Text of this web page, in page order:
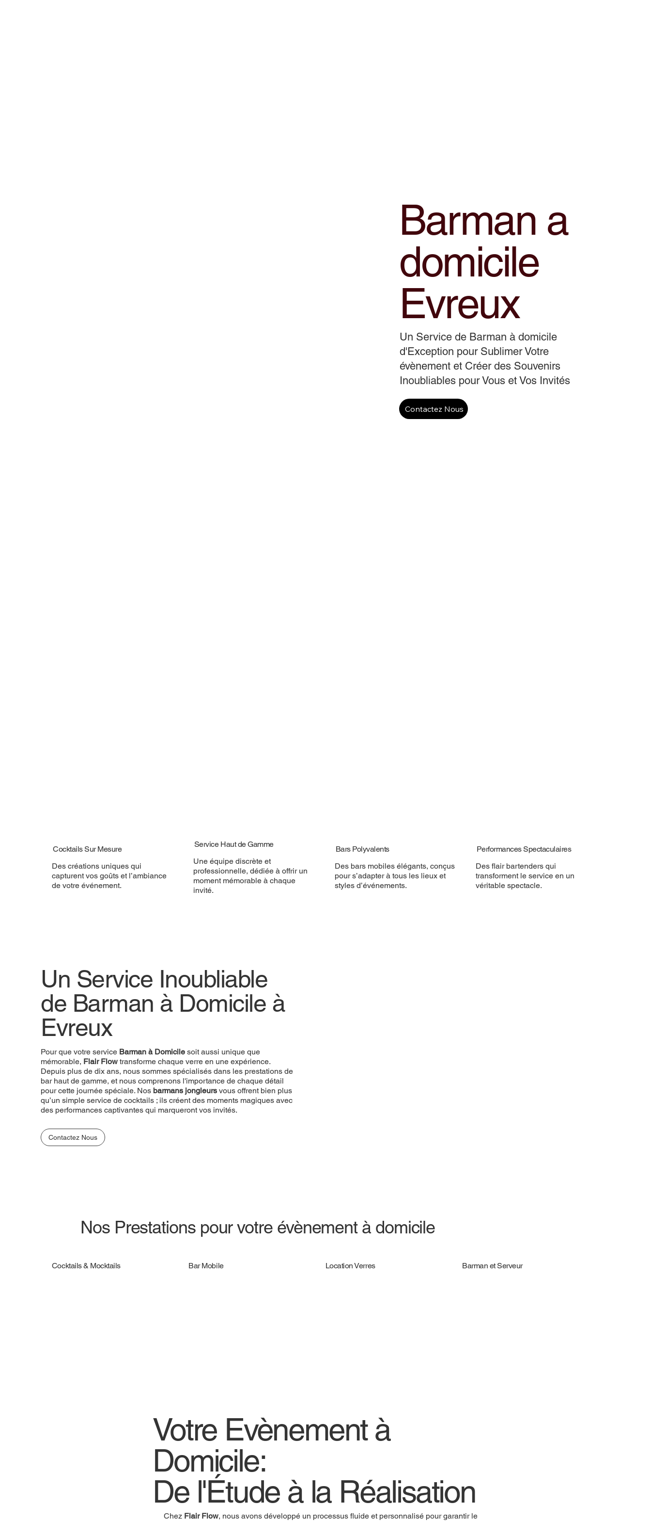
Barman a
domicile
Evreux
Un Service de Barman à domicile
d'Exception pour Sublimer Votre
évènement et Créer des Souvenirs
Inoubliables pour Vous et Vos Invités
Contactez Nous
Cocktails Sur Mesure
Des créations uniques qui
capturent vos goûts et l’ambiance
de votre événement.
Service Haut de Gamme
Une équipe discrète et
professionnelle, dédiée à offrir un
moment mémorable à chaque
invité.
Bars Polyvalents
Des bars mobiles élégants, conçus
pour s’adapter à tous les lieux et
styles d’événements.
Performances Spectaculaires
Des flair bartenders qui
transforment le service en un
véritable spectacle.
Un Service Inoubliable
de Barman à Domicile à
Evreux
Pour que votre service Barman à Domicile soit aussi unique que
mémorable, Flair Flow transforme chaque verre en une expérience.
Depuis plus de dix ans, nous sommes spécialisés dans les prestations de
bar haut de gamme, et nous comprenons l'importance de chaque détail
pour cette journée spéciale. Nos barmans jongleurs vous offrent bien plus
qu’un simple service de cocktails ; ils créent des moments magiques avec
des performances captivantes qui marqueront vos invités.
Contactez Nous
Nos Prestations pour votre évènement à domicile
Cocktails & Mocktails Bar Mobile Location Verres Barman et Serveur
Votre Evènement à
Domicile:
De l'Étude à la Réalisation
Chez Flair Flow, nous avons développé un processus fluide et personnalisé pour garantir le